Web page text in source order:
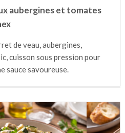
aubergines et tomates
de veau, aubergines,
cuisson sous pression pour
sauce savoureuse.